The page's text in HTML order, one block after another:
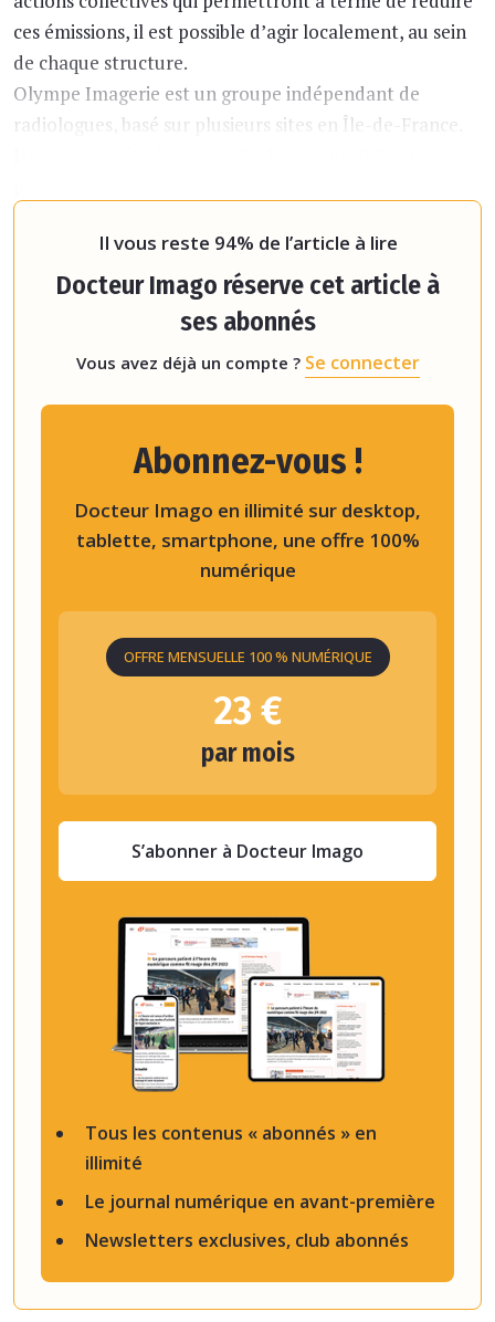
ces émissions, il est possible d’agir localement, au sein
de chaque structure.
Olympe Imagerie est un groupe indépendant de
radiologues, basé sur plusieurs sites en Île-de-France.
Il vous reste 94% de l’article à lire
Docteur Imago réserve cet article à
ses abonnés
Vous avez déjà un compte ? Se connecter
Tous les contenus « abonnés » en
illimité
Le journal numérique en avant-première
Newsletters exclusives, club abonnés
Abonnez-vous !
Docteur Imago en illimité sur desktop,
tablette, smartphone, une offre 100%
numérique
OFFRE MENSUELLE 100 % NUMÉRIQUE
23 €
par mois
S’abonner à Docteur Imago